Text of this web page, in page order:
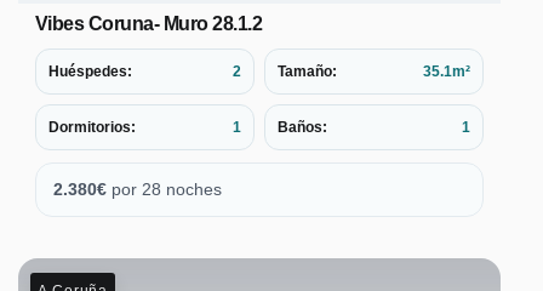
Vibes Coruna- Muro 28.1.2
Huéspedes: 2 Tamaño: 35.1m²
Dormitorios: 1 Baños: 1
2.380€ por 28 noches